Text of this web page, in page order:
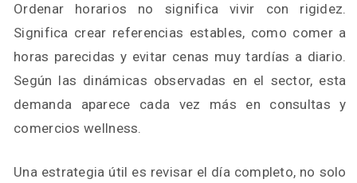
Ordenar horarios no significa vivir con rigidez.
Significa crear referencias estables, como comer a
horas parecidas y evitar cenas muy tardías a diario.
Según las dinámicas observadas en el sector, esta
demanda aparece cada vez más en consultas y
comercios wellness.
Una estrategia útil es revisar el día completo, no solo